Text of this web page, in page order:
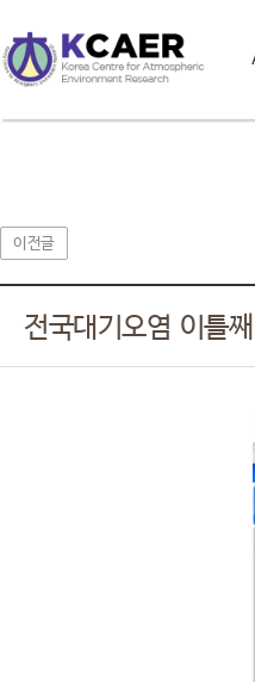
이전글
전국대기오염 이틀